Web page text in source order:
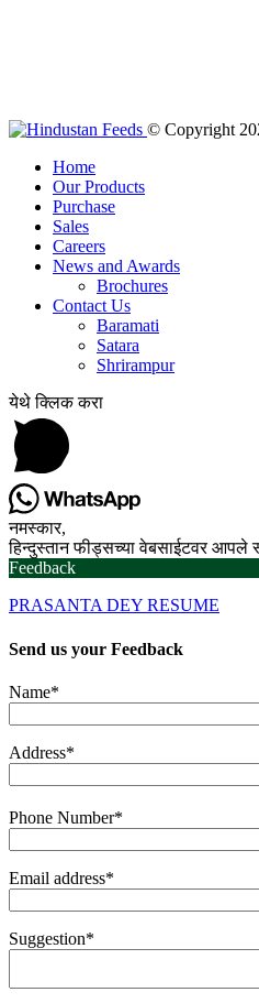
© Copyright
Home
Our Products
Purchase
Sales
Careers
News and Awards
Brochures
Contact Us
Baramati
Satara
Shrirampur
येथे क्लिक करा
नमस्कार,
हिन्दुस्तान फीड्सच्या वेबसाईटवर आपले
Feedback
PRASANTA DEY RESUME
Send us your Feedback
Name*
Address*
Phone Number*
Email address*
Suggestion*